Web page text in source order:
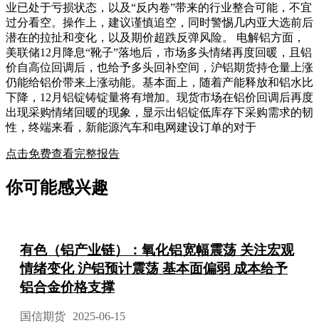
业已处于亏损状态，以及“反内卷”带来的行业整合可能，不宜
过分看空。操作上，建议谨慎追空，同时警惕几内亚大选前后
潜在的拉扯和变化，以及期价超跌反弹风险。 电解铝方面，
美联储12月降息“靴子”落地后，市场多头情绪再度回暖，且铝
价自高位回调后，也给予多头回补空间，沪铝期货持仓量上涨
仍能给铝价带来上涨动能。基本面上，随着产能释放和铝水比
下降，12月铝锭铸锭量将有增加。现货市场在铝价回调后再度
出现采购情绪回暖的现象，显示出铝锭低库存下采购需求的韧
性，终端来看，新能源汽车和电网建设订单的对于
点击免费查看完整报告
你可能感兴趣
有色（铝产业链）：氧化铝宽幅震荡 关注宏观
情绪变化 沪铝预计震荡 基本面偏弱 成本给予
铝合金价格支撑
国信期货 2025-06-15